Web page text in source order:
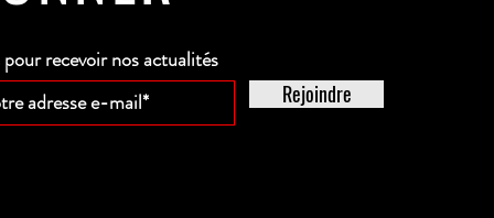
recevoir nos actualités
Rejoindre